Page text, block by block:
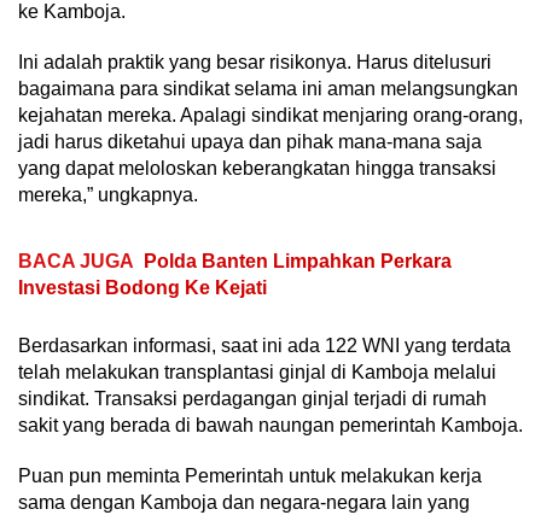
ke Kamboja.
Ini adalah praktik yang besar risikonya. Harus ditelusuri
bagaimana para sindikat selama ini aman melangsungkan
kejahatan mereka. Apalagi sindikat menjaring orang-orang,
jadi harus diketahui upaya dan pihak mana-mana saja
yang dapat meloloskan keberangkatan hingga transaksi
mereka,” ungkapnya.
BACA JUGA
Polda Banten Limpahkan Perkara
Investasi Bodong Ke Kejati
Berdasarkan informasi, saat ini ada 122 WNI yang terdata
telah melakukan transplantasi ginjal di Kamboja melalui
sindikat. Transaksi perdagangan ginjal terjadi di rumah
sakit yang berada di bawah naungan pemerintah Kamboja.
Puan pun meminta Pemerintah untuk melakukan kerja
sama dengan Kamboja dan negara-negara lain yang